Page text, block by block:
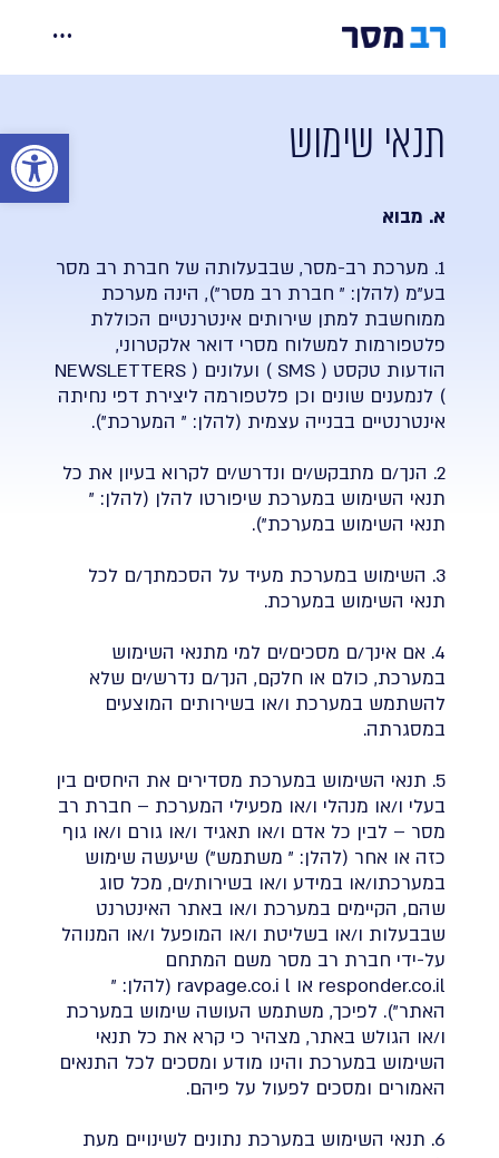
פתח
content
מחירים
קורסים ומידע
צרו קשר
הרשמה
כניסה
תנאי שימוש
א. מבוא
1. מערכת רב-מסר, שבבעלותה של חברת רב מסר
בע"מ (להלן: " חברת רב מסר"), הינה מערכת
ממוחשבת למתן שירותים אינטרנטיים הכוללת
פלטפורמות למשלוח מסרי דואר אלקטרוני,
הודעות טקסט ( SMS ) ועלונים ( NEWSLETTERS
) לנמענים שונים וכן פלטפורמה ליצירת דפי נחיתה
אינטרנטיים בבנייה עצמית (להלן: " המערכת").
2. הנך/ם מתבקש/ים ונדרש/ים לקרוא בעיון את כל
תנאי השימוש במערכת שיפורטו להלן (להלן: "
תנאי השימוש במערכת").
3. השימוש במערכת מעיד על הסכמתך/ם לכל
תנאי השימוש במערכת.
4. אם אינך/ם מסכים/ים למי מתנאי השימוש
במערכת, כולם או חלקם, הנך/ם נדרש/ים שלא
להשתמש במערכת ו/או בשירותים המוצעים
במסגרתה.
5. תנאי השימוש במערכת מסדירים את היחסים בין
בעלי ו/או מנהלי ו/או מפעילי המערכת – חברת רב
מסר – לבין כל אדם ו/או תאגיד ו/או גורם ו/או גוף
כזה או אחר (להלן: " משתמש") שיעשה שימוש
במערכתו/או במידע ו/או בשירות/ים, מכל סוג
שהם, הקיימים במערכת ו/או באתר האינטרנט
שבבעלות ו/או בשליטת ו/או המופעל ו/או המנוהל
על-ידי חברת רב מסר משם המתחם
responder.co.il או ravpage.co.i l (להלן: "
האתר"). לפיכך, משתמש העושה שימוש במערכת
ו/או הגולש באתר, מצהיר כי קרא את כל תנאי
השימוש במערכת והינו מודע ומסכים לכל התנאים
האמורים ומסכים לפעול על פיהם.
6. תנאי השימוש במערכת נתונים לשינויים מעת